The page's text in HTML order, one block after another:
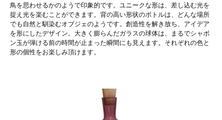
鳥を思わせるかのようで印象的です。ユニークな形は、差し込む光を
捉え光を楽むことができます。背の高い形状のボトルは、どんな場所
でも自然と馴染むオブジェのようです。創造性を解き放ち、アイデア
を形にしたデザイン。大きく膨らんだガラスの球体は、まるでシャボ
ン玉が弾ける前の時間が止まった瞬間にも見えます。それぞれの色と
形の個性をお楽しみ頂けます。